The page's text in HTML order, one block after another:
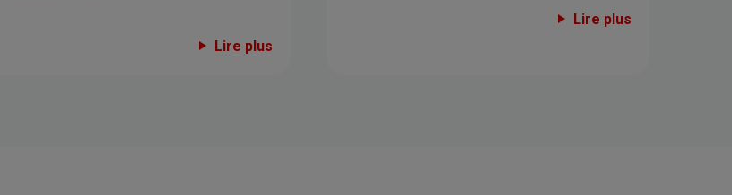
Lire plus
Lire plus